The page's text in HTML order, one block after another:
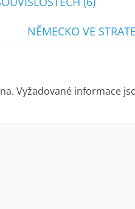
NĚMECKO VE
Vyžadované informace